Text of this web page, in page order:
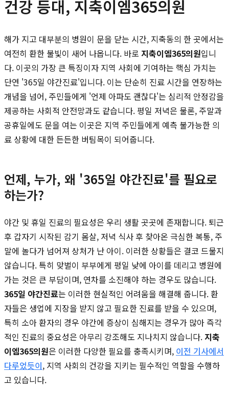
건강 등대, 지축이엠365의원
해가 지고 대부분의 병원이 문을 닫는 시간, 지축동의 한 곳에서는
여전히 환한 불빛이 새어 나옵니다. 바로 지축이엠365의원입니
다. 이곳의 가장 큰 특징이자 지역 사회에 기여하는 핵심 가치는
단연 '365일 야간진료'입니다. 이는 단순히 진료 시간을 연장하는
개념을 넘어, 주민들에게 '언제 아파도 괜찮다'는 심리적 안정감을
제공하는 사회적 안전망과도 같습니다. 평일 저녁은 물론, 주말과
공휴일에도 문을 여는 이곳은 지역 주민들에게 예측 불가능한 의
료 상황에 대한 든든한 버팀목이 되어줍니다.
언제, 누가, 왜 '365일 야간진료'를 필요로
하는가?
야간 및 휴일 진료의 필요성은 우리 생활 곳곳에 존재합니다. 퇴근
후 갑자기 시작된 감기 몸살, 저녁 식사 후 찾아온 극심한 복통, 주
말에 놀다가 넘어져 상처가 난 아이. 이러한 상황들은 결코 드물지
않습니다. 특히 맞벌이 부부에게 평일 낮에 아이를 데리고 병원에
가는 것은 큰 부담이며, 연차를 소진해야 하는 경우도 많습니다.
365일 야간진료는 이러한 현실적인 어려움을 해결해 줍니다. 환
자들은 생업에 지장을 받지 않고 필요한 진료를 받을 수 있으며,
특히 소아 환자의 경우 야간에 증상이 심해지는 경우가 많아 즉각
적인 진료의 중요성은 아무리 강조해도 지나치지 않습니다. 지축
이엠365의원은 이러한 다양한 필요를 충족시키며, 이전 기사에서
다루었듯이, 지역 사회의 건강을 지키는 필수적인 역할을 수행하
고 있습니다.